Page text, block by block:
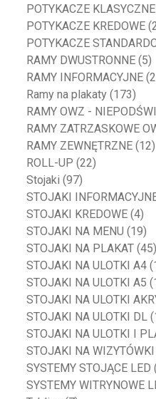
POTYKACZE
POTYKACZE KREDOWE
POTYKACZE
RAMY DWUSTRONNE (5)
RAMY INFORMACYJNE
Ramy na plakaty (173)
RAMY OWZ -
RAMY ZATRZASKOWE
RAMY ZEWNĘTRZNE (12)
ROLL-UP (22)
Stojaki (97)
STOJAKI
STOJAKI KREDOWE (4)
STOJAKI NA MENU (19)
STOJAKI NA PLAKAT (45)
STOJAKI NA ULOTKI A4
STOJAKI NA ULOTKI A5
STOJAKI NA ULOTKI
STOJAKI NA ULOTKI DL
STOJAKI NA ULOTKI I
STOJAKI NA WIZYTÓWKI
SYSTEMY STOJĄCE LED
SYSTEMY WITRYNOWE